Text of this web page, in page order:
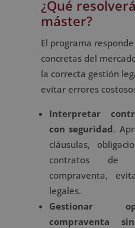
¿Qué
máster?
El programa
concretas del
la correcta gestión
evitar errores
Interpretar
con seguridad.
cláusulas,
contratos de
compraventa,
legales.
Gestionar
compraventa